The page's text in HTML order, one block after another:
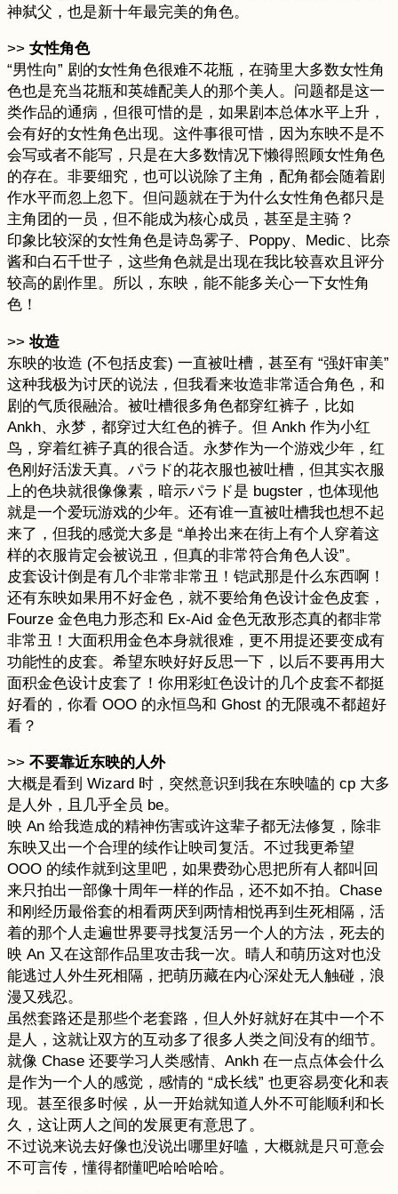
神弑父，也是新十年最完美的角色。
>> 女性角色
“男性向” 剧的女性角色很难不花瓶，在骑里大多数女性角
色也是充当花瓶和英雄配美人的那个美人。问题都是这一
类作品的通病，但很可惜的是，如果剧本总体水平上升，
会有好的女性角色出现。这件事很可惜，因为东映不是不
会写或者不能写，只是在大多数情况下懒得照顾女性角色
的存在。非要细究，也可以说除了主角，配角都会随着剧
作水平而忽上忽下。但问题就在于为什么女性角色都只是
主角团的一员，但不能成为核心成员，甚至是主骑？
印象比较深的女性角色是诗岛雾子、Poppy、Medic、比奈
酱和白石千世子，这些角色就是出现在我比较喜欢且评分
较高的剧作里。所以，东映，能不能多关心一下女性角
色！
>> 妆造
东映的妆造 (不包括皮套) 一直被吐槽，甚至有 “强奸审美”
这种我极为讨厌的说法，但我看来妆造非常适合角色，和
剧的气质很融洽。被吐槽很多角色都穿红裤子，比如
Ankh、永梦，都穿过大红色的裤子。但 Ankh 作为小红
鸟，穿着红裤子真的很合适。永梦作为一个游戏少年，红
色刚好活泼天真。パラド的花衣服也被吐槽，但其实衣服
上的色块就很像像素，暗示パラド是 bugster，也体现他
就是一个爱玩游戏的少年。还有谁一直被吐槽我也想不起
来了，但我的感觉大多是 “单拎出来在街上有个人穿着这
样的衣服肯定会被说丑，但真的非常符合角色人设”。
皮套设计倒是有几个非常非常丑！铠武那是什么东西啊！
还有东映如果用不好金色，就不要给角色设计金色皮套，
Fourze 金色电力形态和 Ex-Aid 金色无敌形态真的都非常
非常丑！大面积用金色本身就很难，更不用提还要变成有
功能性的皮套。希望东映好好反思一下，以后不要再用大
面积金色设计皮套了！你用彩虹色设计的几个皮套不都挺
好看的，你看 OOO 的永恒鸟和 Ghost 的无限魂不都超好
看？
>> 不要靠近东映的人外
大概是看到 Wizard 时，突然意识到我在东映嗑的 cp 大多
是人外，且几乎全员 be。
映 An 给我造成的精神伤害或许这辈子都无法修复，除非
东映又出一个合理的续作让映司复活。不过我更希望
OOO 的续作就到这里吧，如果费劲心思把所有人都叫回
来只拍出一部像十周年一样的作品，还不如不拍。Chase
和刚经历最俗套的相看两厌到两情相悦再到生死相隔，活
着的那个人走遍世界要寻找复活另一个人的方法，死去的
映 An 又在这部作品里攻击我一次。晴人和萌历这对也没
能逃过人外生死相隔，把萌历藏在内心深处无人触碰，浪
漫又残忍。
虽然套路还是那些个老套路，但人外好就好在其中一个不
是人，这就让双方的互动多了很多人类之间没有的细节。
就像 Chase 还要学习人类感情、Ankh 在一点点体会什么
是作为一个人的感觉，感情的 “成长线” 也更容易变化和表
现。甚至很多时候，从一开始就知道人外不可能顺利和长
久，这让两人之间的发展更有意思了。
不过说来说去好像也没说出哪里好嗑，大概就是只可意会
不可言传，懂得都懂吧哈哈哈哈。